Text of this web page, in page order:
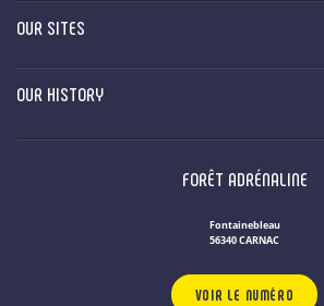
OUR SITES
OUR HISTORY
FORÊT ADRÉNALINE
Fontainebleau
56340 CARNAC
VOIR LE NUMÉRO